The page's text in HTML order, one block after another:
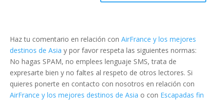
Haz tu comentario en relación con AirFrance y los mejores
destinos de Asia y por favor respeta las siguientes normas:
No hagas SPAM, no emplees lenguaje SMS, trata de
expresarte bien y no faltes al respeto de otros lectores. Si
quieres ponerte en contacto con nosotros en relación con
AirFrance y los mejores destinos de Asia o con Escapadas fin